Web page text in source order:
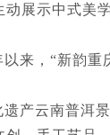
动展示中式美
以来，“新韵重
遗产云南普洱